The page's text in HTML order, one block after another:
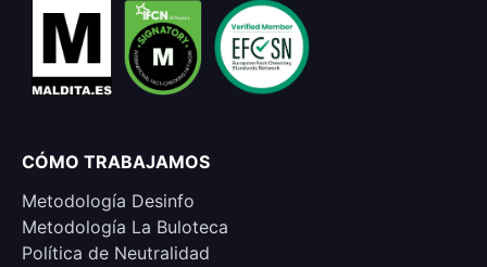
CÓMO TRABAJAMOS
Metodología Desinfo
Metodología La Buloteca
Política de Neutralidad